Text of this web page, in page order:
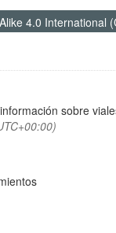
4.0 International
sobre